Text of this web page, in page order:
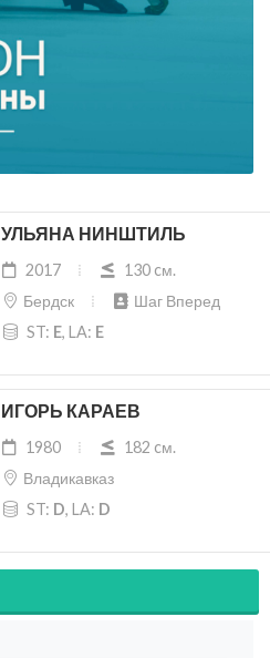
УЛЬЯНА НИНШТИЛЬ
2017
130 cм.
Бердск
Шаг Вперед
ST: E, LA: E
ИГОРЬ КАРАЕВ
1980
182 cм.
Владикавказ
ST: D, LA: D